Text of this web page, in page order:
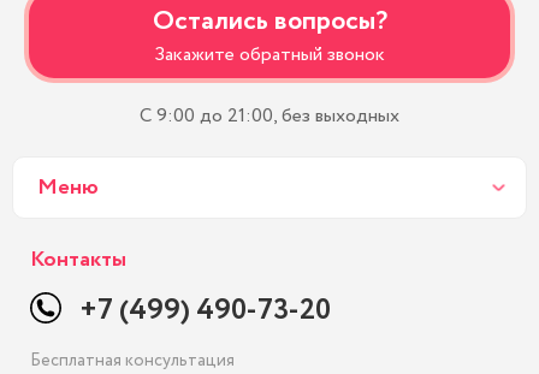
Остались вопросы?
Закажите обратный звонок
С 9:00 до 21:00, без выходных
Меню
Контакты
+7 (499) 490-73-20
Бесплатная консультация